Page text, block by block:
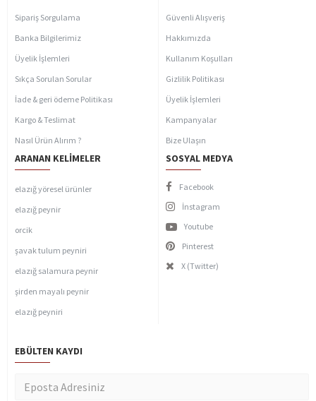
Sipariş Sorgulama
Banka Bilgilerimiz
Üyelik İşlemleri
Sıkça Sorulan Sorular
İade & geri ödeme Politikası
Kargo & Teslimat
Nasıl Ürün Alırım ?
Güvenli Alışveriş
Hakkımızda
Kullanım Koşulları
Gizlilik Politikası
Üyelik İşlemleri
Kampanyalar
Bize Ulaşın
ARANAN KELIMELER
elazığ yöresel ürünler
elazığ peynir
orcik
şavak tulum peyniri
elazığ salamura peynir
şirden mayalı peynir
elazığ peyniri
SOSYAL MEDYA
Facebook
İnstagram
Youtube
Pinterest
X (Twitter)
EBÜLTEN KAYDI